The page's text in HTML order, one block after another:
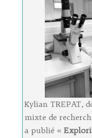
Kylian TREPAT,
mixte de
a publié «